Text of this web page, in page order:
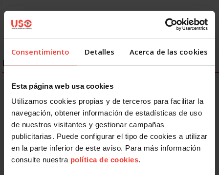
Consentimiento Detalles Acerca de las cookies
Esta página web usa cookies
Utilizamos cookies propias y de terceros para facilitar la
navegación, obtener información de estadísticas de uso
de nuestros visitantes y gestionar campañas
publicitarias. Puede configurar el tipo de cookies a utilizar
en la parte inferior de este aviso. Para más información
consulte nuestra política de cookies.
ENLACES DESTACADOS